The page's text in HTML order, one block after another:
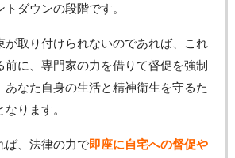
ダウンの段階です。
が取り付けられないのであれば、これ
前に、専門家の力を借りて督促を強制
あなた自身の生活と精神衛生を守るた
ります。
ば、法律の力で即座に自宅への督促や